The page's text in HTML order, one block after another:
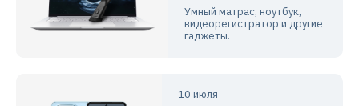
Умный матрас, ноутбук,
видеорегистратор и другие
гаджеты.
10 июля